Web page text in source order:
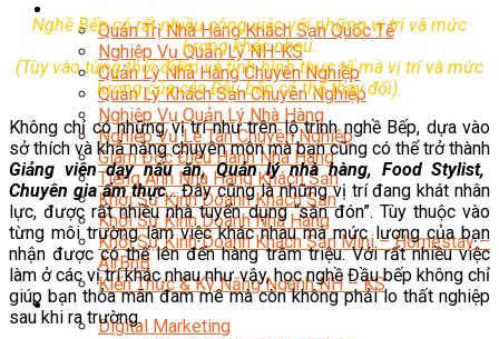
Quản Trị Nhà Hàng Khách Sạn Quốc Tế
Nghiệp Vụ Quản Lý NH-KS
Quản Lý Nhà Hàng Chuyên Nghiệp
Quản Lý Khách Sạn Chuyên Nghiệp
Nghiệp Vụ Quản Lý Nhà Hàng
Nghiệp Vụ Lễ Tân Chuyên Nghiệp
Giám Đốc Điều Hành Nhà Hàng
Tiếng Anh Nhà Hàng Khách Sạn
Khởi Sự Kinh Doanh Khách Sạn
Khởi Sự Kinh Doanh Nhà Hàng
Khởi Sự Kinh Doanh Khách Sạn Mini – Homestay –
AirBnB
Kiến Thức & Kỹ Năng Ngành NH – KS
Marketing
Digital Marketing
Nghề Bếp có rất nhiều công việc với những vị trí và mức
lương khác nhau.
(Tùy vào từng thời điểmvà tình hình thực tế mà vị trí và mức
lương của các Đầu bếp có thể thay đổi).
Không chỉ có những vị trí như trên lộ trình nghề Bếp, dựa vào
sở thích và khả năng chuyên môn mà bạn cũng có thể trở thành
Giảng viên dạy nấu ăn, Quản lý nhà hàng, Food Stylist,
Chuyên gia ẩm thực…Đây cũng là những vị trí đang khát nhân
lực, được rất nhiều nhà tuyển dụng “săn đón”. Tùy thuộc vào
từng môi trường làm việc khác nhau mà mức lương của bạn
nhận được có thể lên đến hàng trăm triệu. Với rất nhiều việc
làm ở các vị trí khác nhau như vậy, học nghề Đầu bếp không chỉ
giúp bạn thỏa mãn đam mê mà còn không phải lo thất nghiệp
sau khi ra trường.